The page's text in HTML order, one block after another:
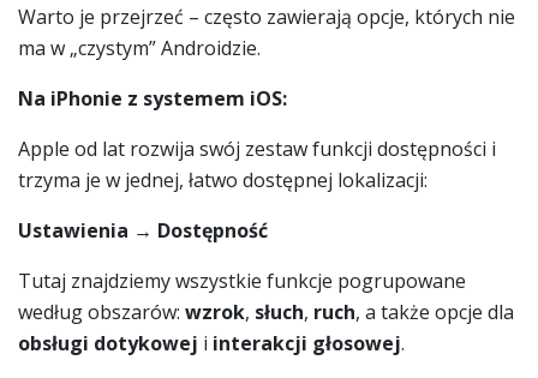
Warto je przejrzeć – często zawierają opcje, których nie
ma w „czystym” Androidzie.
Na iPhonie z systemem iOS:
Apple od lat rozwija swój zestaw funkcji dostępności i
trzyma je w jednej, łatwo dostępnej lokalizacji:
Ustawienia → Dostępność
Tutaj znajdziemy wszystkie funkcje pogrupowane
według obszarów: wzrok, słuch, ruch, a także opcje dla
obsługi dotykowej i interakcji głosowej.